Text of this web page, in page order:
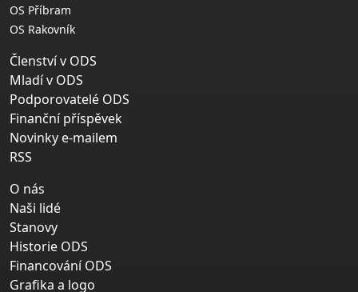
OS Příbram
OS Rakovník
Členství v ODS
Mladí v ODS
Podporovatelé ODS
Finanční příspěvek
Novinky e-mailem
RSS
O nás
Naši lidé
Stanovy
Historie ODS
Financování ODS
Grafika a logo